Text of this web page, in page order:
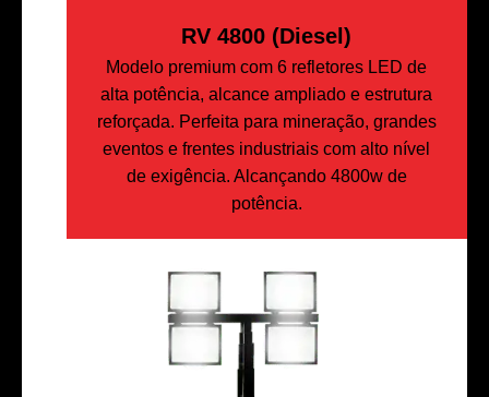
RV 4800 (Diesel)
Modelo premium com 6 refletores LED de
alta potência, alcance ampliado e estrutura
reforçada. Perfeita para mineração, grandes
eventos e frentes industriais com alto nível
de exigência. Alcançando 4800w de
potência.